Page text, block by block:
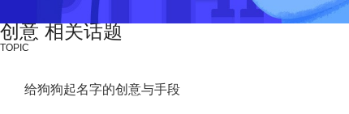
创意 相关话题
TOPIC
给狗狗起名字的创意与手段